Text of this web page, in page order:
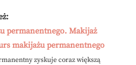
permanentnego. Makijaż
makijażu permanentnego
zyskuje coraz większą